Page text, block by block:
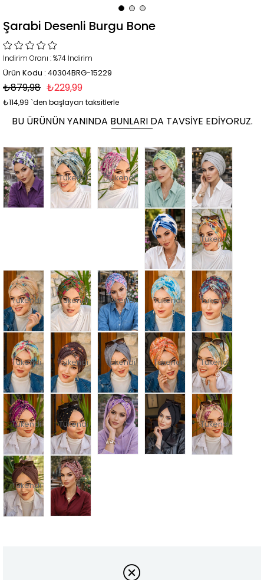
Şarabi Desenli Burgu Bone
İndirim Oranı :%74 İndirim
Ürün Kodu : 40304BRG-15229
₺879,98 ₺229,99
₺114,99 `den başlayan taksitlerle
BU ÜRÜNÜN YANINDA BUNLARI DA TAVSIYE EDIYORUZ.
Tükendi Tükendi
Tükendi
Tükendi Tükendi Tükendi Tükendi Tükendi
Tükendi Tükendi Tükendi Tükendi Tükendi
Tükendi Tükendi Tükendi
Tükendi